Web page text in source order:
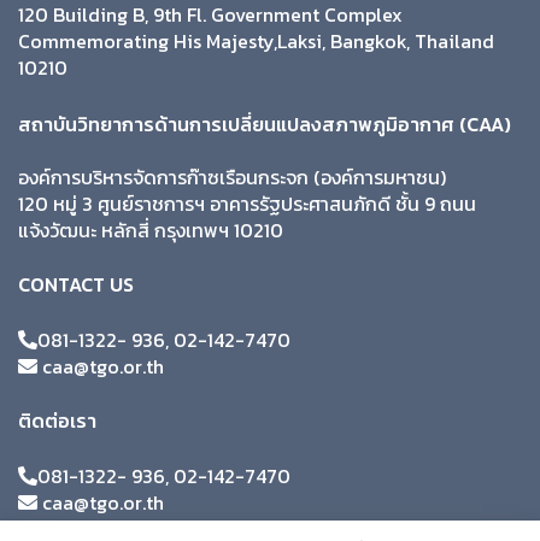
120 Building B, 9th Fl. Government Complex
Commemorating His Majesty,Laksi, Bangkok, Thailand
10210
สถาบันวิทยาการด้านการเปลี่ยนแปลงสภาพภูมิอากาศ (CAA)
องค์การบริหารจัดการก๊าซเรือนกระจก (องค์การมหาชน)
120 หมู่ 3 ศูนย์ราชการฯ อาคารรัฐประศาสนภักดี ชั้น 9 ถนน
แจ้งวัฒนะ หลักสี่ กรุงเทพฯ 10210
CONTACT US
081-1322- 936, 02-142-7470
caa@tgo.or.th
ติดต่อเรา
081-1322- 936, 02-142-7470
caa@tgo.or.th